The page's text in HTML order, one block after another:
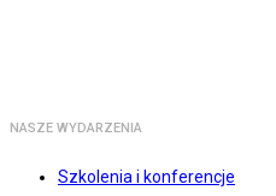
NASZE WYDARZENIA
Szkolenia i konferencje